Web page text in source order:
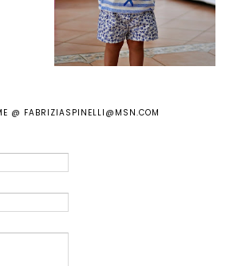
@ FABRIZIASPINELLI@MSN.COM